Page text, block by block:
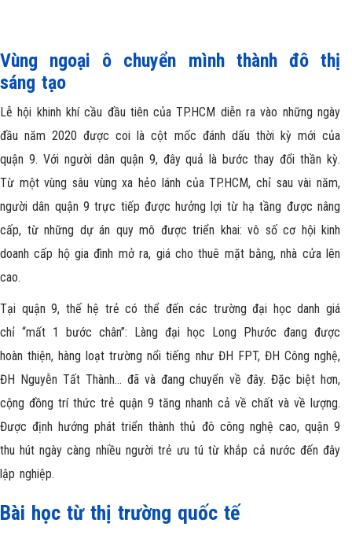
Vùng ngoại ô chuyển mình thành đô thị
sáng tạo
Lễ hội khinh khí cầu đầu tiên của TP.HCM diễn ra vào những ngày
đầu năm 2020 được coi là cột mốc đánh dấu thời kỳ mới của
quận 9. Với người dân quận 9, đây quả là bước thay đổi thần kỳ.
Từ một vùng sâu vùng xa hẻo lánh của TP.HCM, chỉ sau vài năm,
người dân quận 9 trực tiếp được hưởng lợi từ hạ tầng được nâng
cấp, từ những dự án quy mô được triển khai: vô số cơ hội kinh
doanh cấp hộ gia đình mở ra, giá cho thuê mặt bằng, nhà cửa lên
cao.
Tại quận 9, thế hệ trẻ có thể đến các trường đại học danh giá
chỉ “mất 1 bước chân”: Làng đại học Long Phước đang được
hoàn thiện, hàng loạt trường nổi tiếng như ĐH FPT, ĐH Công nghệ,
ĐH Nguyễn Tất Thành… đã và đang chuyển về đây. Đặc biệt hơn,
cộng đồng trí thức trẻ quận 9 tăng nhanh cả về chất và về lượng.
Được định hướng phát triển thành thủ đô công nghệ cao, quận 9
thu hút ngày càng nhiều người trẻ ưu tú từ khắp cả nước đến đây
lập nghiệp.
Bài học từ thị trường quốc tế